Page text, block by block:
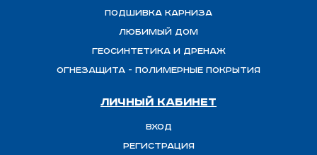
Подшивка карниза
Любимый Дом
Геосинтетика и дренаж
ОГНЕЗАЩИТА - полимерные покрытия
Личный кабинет
Вход
Регистрация